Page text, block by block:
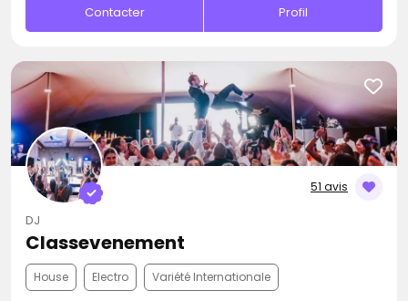
Contacter Profil
51 avis
DJ
Classevenement
House Electro Variété Internationale